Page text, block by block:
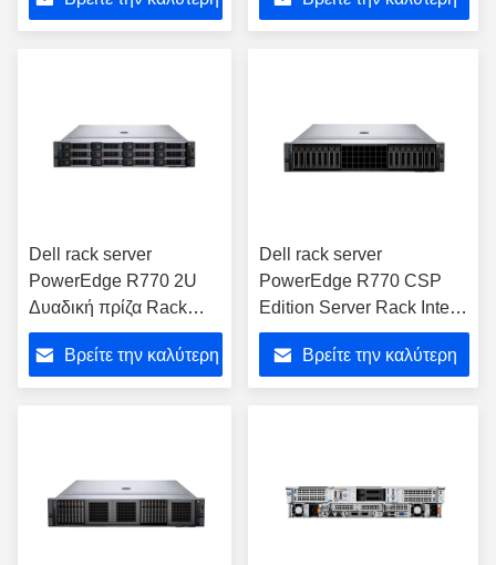
σκληρό δίσκο 1.92T
E3S και PSU 1100W
Dell rack server
PowerEdge R770 2U
Δυαδική πρίζα Rack
server για υψηλές
επιδόσεις
Βρείτε την καλύτερη
Dell rack server
PowerEdge R770 CSP
Edition Server Rack Intel
Xeon επεξεργαστής CPU
με κάρτα μνήμης SSD
Βρείτε την καλύτερη